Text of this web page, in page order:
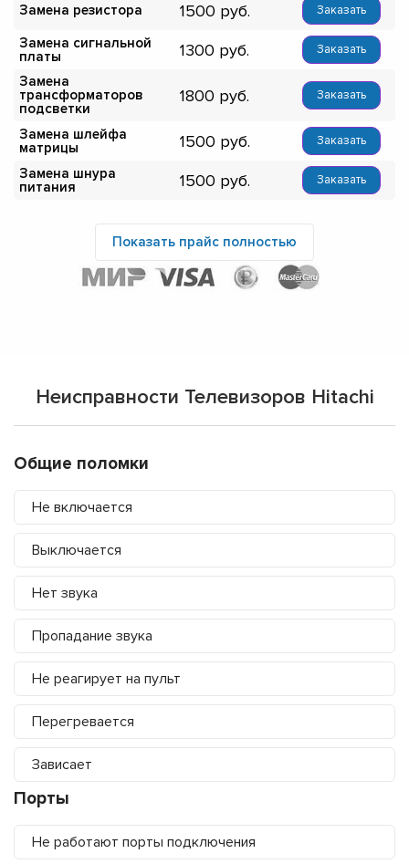
Замена резистора 1500 Заказать
Замена сигнальной
платы
1300 Заказать
Замена
трансформаторов
подсветки
1800 Заказать
Замена шлейфа
матрицы
1500 Заказать
Замена шнура
питания
1500 Заказать
Показать прайс полностью
Неисправности Телевизоров Hitachi
Общие поломки
Не включается
Выключается
Нет звука
Пропадание звука
Не реагирует на пульт
Перегревается
Зависает
Порты
Не работают порты подключения